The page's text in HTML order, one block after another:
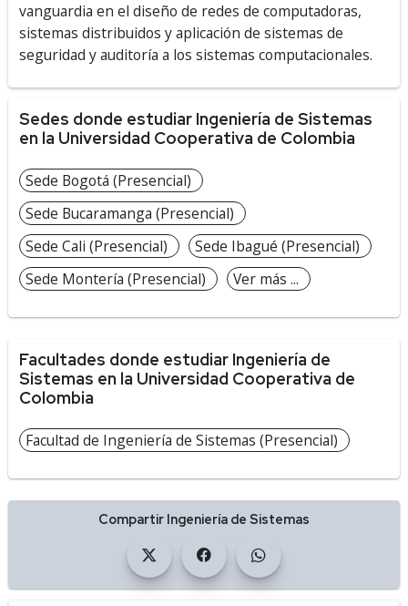
vanguardia en el diseño de redes de computadoras,
sistemas distribuidos y aplicación de sistemas de
seguridad y auditoría a los sistemas computacionales.
Sedes donde estudiar Ingeniería de Sistemas
en la Universidad Cooperativa de Colombia
Sede Bogotá (Presencial)
Sede Bucaramanga (Presencial)
Sede Cali (Presencial)
Sede Ibagué (Presencial)
Sede Montería (Presencial)
Ver más ...
Facultades donde estudiar Ingeniería de
Sistemas en la Universidad Cooperativa de
Colombia
Facultad de Ingeniería de Sistemas (Presencial)
Compartir Ingeniería de Sistemas